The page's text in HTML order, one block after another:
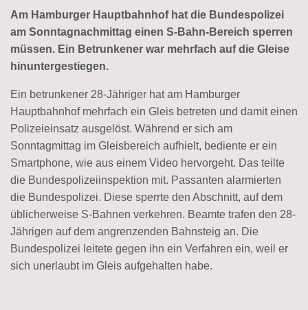
Am Hamburger Hauptbahnhof hat die Bundespolizei
am Sonntagnachmittag einen S-Bahn-Bereich sperren
müssen. Ein Betrunkener war mehrfach auf die Gleise
hinuntergestiegen.
Ein betrunkener 28-Jähriger hat am Hamburger
Hauptbahnhof mehrfach ein Gleis betreten und damit einen
Polizeieinsatz ausgelöst. Während er sich am
Sonntagmittag im Gleisbereich aufhielt, bediente er ein
Smartphone, wie aus einem Video hervorgeht. Das teilte
die Bundespolizeiinspektion mit. Passanten alarmierten
die Bundespolizei. Diese sperrte den Abschnitt, auf dem
üblicherweise S-Bahnen verkehren. Beamte trafen den 28-
Jährigen auf dem angrenzenden Bahnsteig an. Die
Bundespolizei leitete gegen ihn ein Verfahren ein, weil er
sich unerlaubt im Gleis aufgehalten habe.